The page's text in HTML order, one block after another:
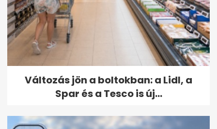
Változás jön a boltokban: a Lidl, a
Spar és a Tesco is új...